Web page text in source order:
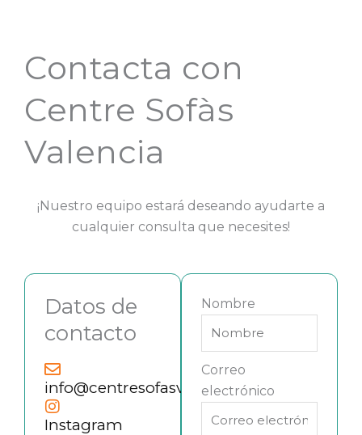
Contacta con
Centre Sofàs
Valencia
¡Nuestro equipo estará deseando ayudarte a
cualquier consulta que necesites!
Datos de
contacto
info@centresofasvalencia.com
Instagram
Nombre
Correo
electrónico